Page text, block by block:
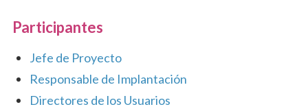
Participantes
Jefe de Proyecto
Responsable de Implantación
Directores de los Usuarios